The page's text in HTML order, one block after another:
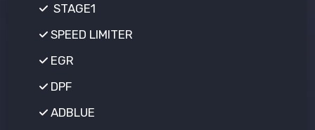
STAGE1
SPEED LIMITER
EGR
DPF
ADBLUE